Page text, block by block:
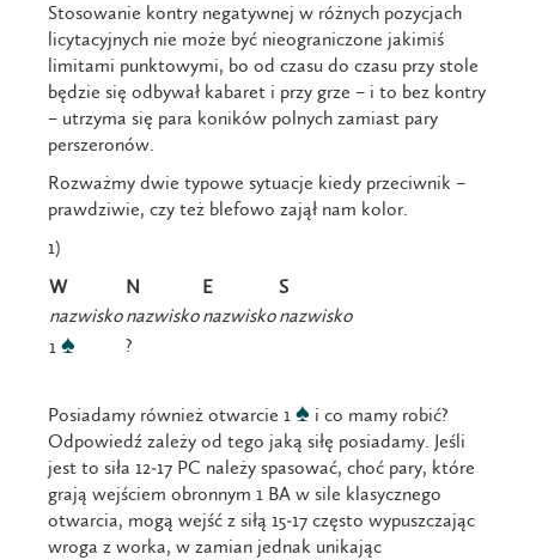
Stosowanie kontry negatywnej w różnych pozycjach
licytacyjnych nie może być nieograniczone jakimiś
limitami punktowymi, bo od czasu do czasu przy stole
będzie się odbywał kabaret i przy grze – i to bez kontry
– utrzyma się para koników polnych zamiast pary
perszeronów.
Rozważmy dwie typowe sytuacje kiedy przeciwnik –
prawdziwie, czy też blefowo zajął nam kolor.
1)
W
N E
S
nazwiskonazwiskonazwiskonazwisko
1 ♠ ?
Posiadamy również otwarcie 1 ♠ i co mamy robić?
Odpowiedź zależy od tego jaką siłę posiadamy. Jeśli
jest to siła 12-17 PC należy spasować, choć pary, które
grają wejściem obronnym 1 BA w sile klasycznego
otwarcia, mogą wejść z siłą 15-17 często wypuszczając
wroga z worka, w zamian jednak unikając